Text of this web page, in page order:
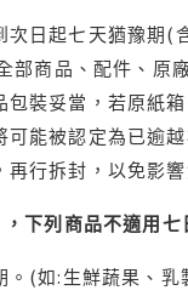
日起七天猶豫期
商品、配件、原
裝妥當，若原紙
可能被認定為已逾
行拆封，以免影
下列商品不適用
(如:生鮮蔬果、